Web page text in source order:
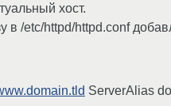
хост.
в /etc/httpd/httpd.conf
ServerAlias